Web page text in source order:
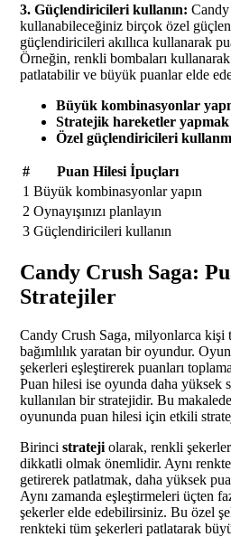
3. Güçlendiricileri kullanın: Candy
kullanabileceğiniz birçok özel
güçlendiricileri akıllıca kullanarak
Örneğin, renkli bombaları
patlatabilir ve büyük puanlar elde
Büyük kombinasyonlar
Stratejik hareketler yapmak
Özel güçlendiricileri
#
Puan Hilesi İpuçları
1 Büyük kombinasyonlar yapın
2 Oynayışınızı planlayın
3 Güçlendiricileri kullanın
Candy Crush Saga:
Stratejiler
Candy Crush Saga, milyonlarca kişi
bağımlılık yaratan bir oyundur.
şekerleri eşleştirerek puanları
Puan hilesi ise oyunda daha yüksek
kullanılan bir stratejidir. Bu
oyununda puan hilesi için etkili
Birinci strateji olarak, renkli
dikkatli olmak önemlidir. Aynı
getirerek patlatmak, daha yüksek
Aynı zamanda eşleştirmeleri üçten
şekerler elde edebilirsiniz. Bu özel
renkteki tüm şekerleri patlatarak